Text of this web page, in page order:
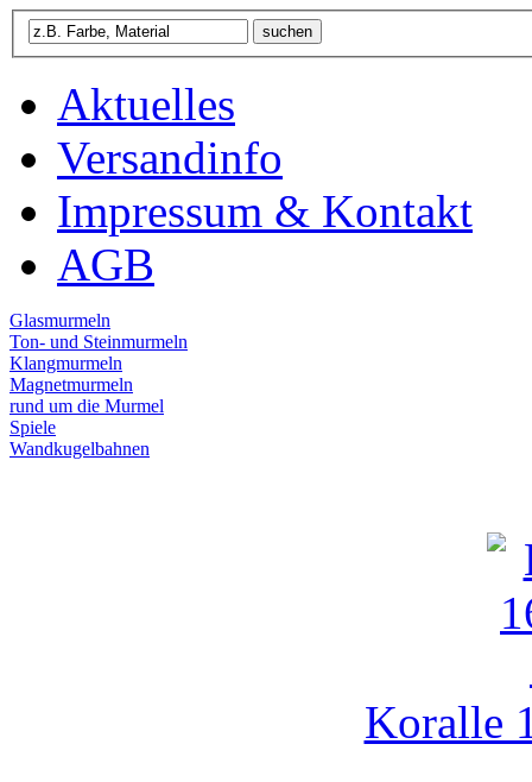
Aktuelles
Versandinfo
Impressum & Kontakt
AGB
Glasmurmeln
Ton- und Steinmurmeln
Klangmurmeln
Magnetmurmeln
rund um die Murmel
Spiele
Wandkugelbahnen
Koralle